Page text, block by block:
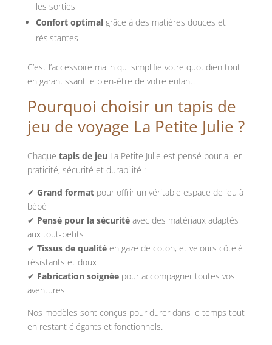
les sorties
Confort optimalgrâce à des matières douces et
résistantes
C’est l’accessoire malin qui simplifie votre quotidien tout
en garantissant le bien-être de votre enfant.
Pourquoi choisir un tapis de
jeu de voyage La Petite Julie ?
Chaque tapis de jeu La Petite Julie est pensé pour allier
praticité, sécurité et durabilité :
✔ Grand formatpour offrir un véritable espace de jeu à
bébé
✔ Pensé pour la sécuritéavec des matériaux adaptés
aux tout-petits
✔ Tissus de qualitéen gaze de coton, et velours côtelé
résistants et doux
✔ Fabrication soignéepour accompagner toutes vos
aventures
Nos modèles sont conçus pour durer dans le temps tout
en restant élégants et fonctionnels.